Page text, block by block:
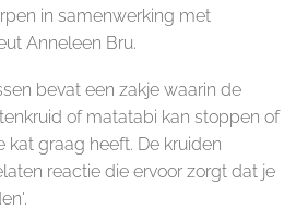
in samenwerking met
Anneleen Bru.
bevat een zakje waarin de
of matatabi kan stoppen of
kat graag heeft. De kruiden
reactie die ervoor zorgt dat je